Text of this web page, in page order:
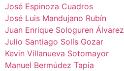
José Espinoza Cuadros
José Luis Mandujano Rubín
Juan Enrique Sologuren Álvarez
Julio Santiago Solís Gozar
Kevin Villanueva Sotomayor
Manuel Bermúdez Tapia